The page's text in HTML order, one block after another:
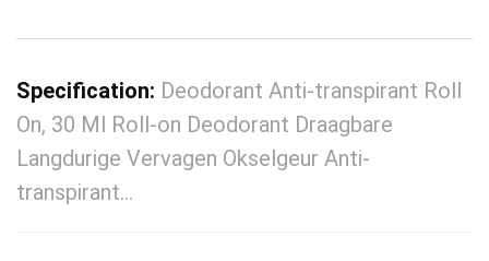
Specification: Deodorant Anti-transpirant Roll
On, 30 Ml Roll-on Deodorant Draagbare
Langdurige Vervagen Okselgeur Anti-
transpirant…